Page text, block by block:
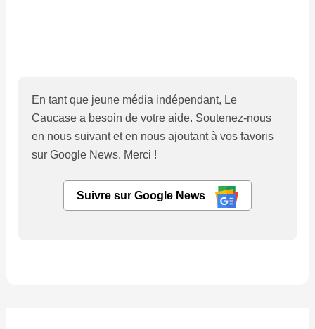
En tant que jeune média indépendant, Le
Caucase a besoin de votre aide. Soutenez-nous
en nous suivant et en nous ajoutant à vos favoris
sur Google News. Merci !
Suivre sur Google News